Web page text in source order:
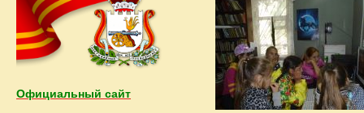
Официальный сайт